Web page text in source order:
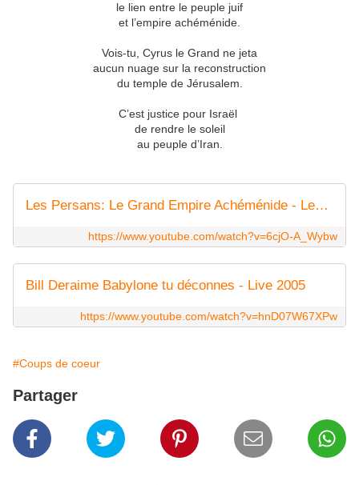
le lien entre le peuple juif
et l’empire achéménide.
Vois-tu, Cyrus le Grand ne jeta
aucun nuage sur la reconstruction
du temple de Jérusalem.
C’est justice pour Israël
de rendre le soleil
au peuple d’Iran.
Les Persans: Le Grand Empire Achéménide - Les Grandes Civilisations - Histoire et Mythologie en BD
https://www.youtube.com/watch?v=6cjO-A_Wybw
Bill Deraime Babylone tu déconnes - Live 2005
https://www.youtube.com/watch?v=hnD07W67XPw
#Coups de coeur
Partager